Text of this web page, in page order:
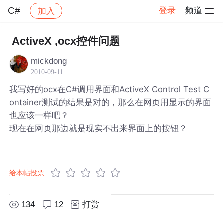
C# 加入 登录 频道
社区 C# 帖子详情
ActiveX ,ocx控件问题
mickdong
2010-09-11
我写好的ocx在C#调用界面和ActiveX Control Test C
ontainer测试的结果是对的，那么在网页用显示的界面
也应该一样吧？
现在在网页那边就是现实不出来界面上的按钮？
给本帖投票
134 12 打赏